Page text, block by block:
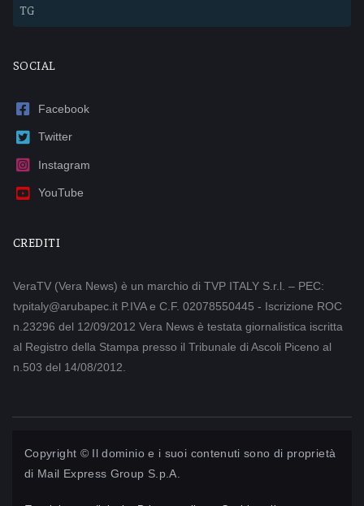
TG
SOCIAL
Facebook
Twitter
Instagram
YouTube
CREDITI
VeraTV (Vera News) è un marchio di TVP ITALY S.r.l. – PEC:
tvpitaly@arubapec.it P.IVA e C.F. 02078550445 - Iscrizione ROC
n.23296 del 12/09/2012 Vera News è testata giornalistica iscritta
al Registro della Stampa presso il Tribunale di Ascoli Piceno al
n.503 del 14/08/2012.
Copyright © Il dominio e i suoi contenuti sono di proprietà
di Mail Express Group S.p.A.